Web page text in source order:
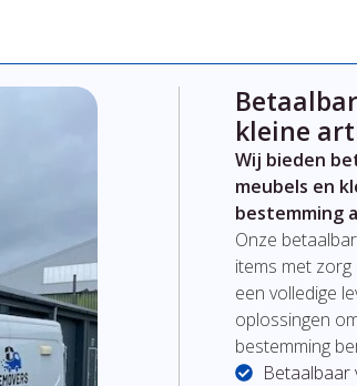
kleine
Wij bieden
meubels en
bestemming
Onze
items met
een volledige
oplossingen
bestemming
Betaalbaar